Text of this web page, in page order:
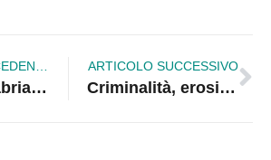
ARTICOLO PRECEDENTE
Regione Calabria e i Comuni devono celermente revisionare l’Accordo Quadro
ARTICOLO SUCCESSIVO
Criminalità, erosione costiera, strade colabrodo. Prossima di Talking